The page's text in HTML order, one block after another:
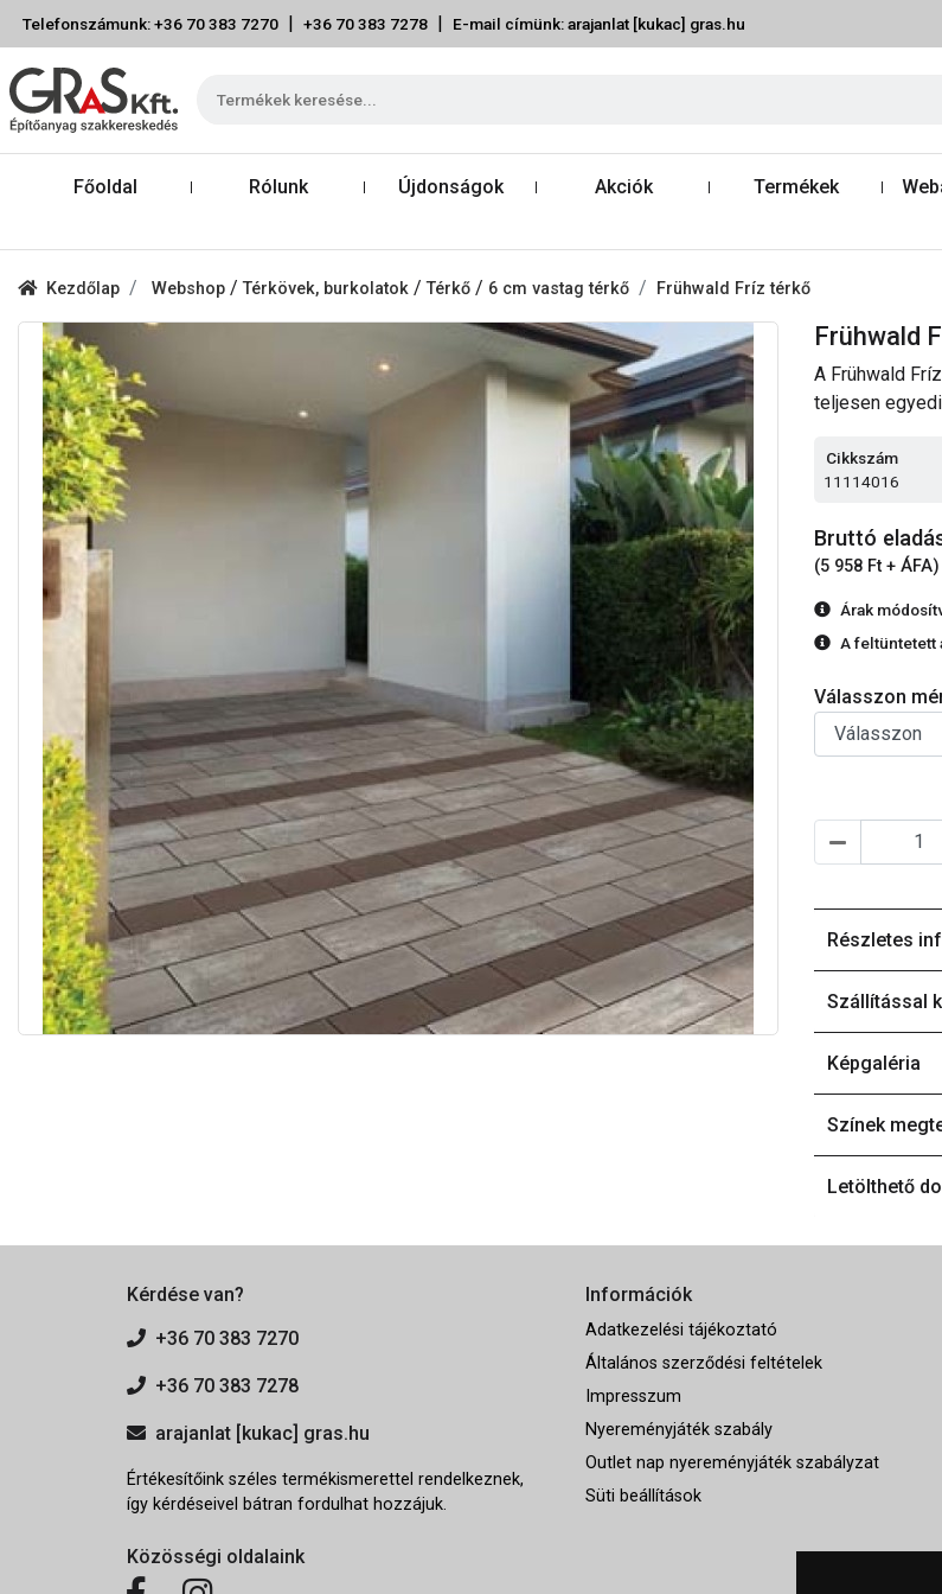
Telefonszámunk: +36 70 383 7270 | +36 70 383 7278 | E-mail címünk: arajanlat [kukac] gras.hu
Főoldal Rólunk Újdonságok Akciók Termékek
Kezdőlap Webshop /Térkövek, burkolatok /Térkő / 6 cm vastag térkő Frühwald Fríz térkő
Frühwald
A Frühwald
teljesen
Cikkszám
11114016
Bruttó
(5 958 Ft + ÁFA)
Árak
A feltüntetett
Válasszon
Részletes
Szállítással
Képgaléria
Színek
Letölthető
Kérdése van?
+36 70 383 7270
+36 70 383 7278
arajanlat [kukac] gras.hu
Értékesítőink széles termékismerettel rendelkeznek,
így kérdéseivel bátran fordulhat hozzájuk.
Közösségi oldalaink
Információk
Adatkezelési tájékoztató
Általános szerződési feltételek
Impresszum
Nyereményjáték szabály
Outlet nap nyereményjáték szabályzat
Süti beállítások